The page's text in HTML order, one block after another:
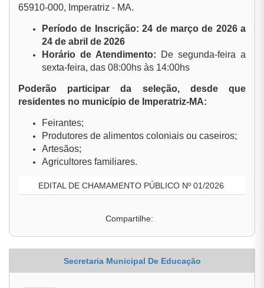
65910-000, Imperatriz - MA.
Período de Inscrição: 24 de março de 2026 a
24 de abril de 2026
Horário de Atendimento: De segunda-feira a
sexta-feira, das 08:00hs às 14:00hs
Poderão participar da seleção, desde que
residentes no município de Imperatriz-MA:
Feirantes;
Produtores de alimentos coloniais ou caseiros;
Artesãos;
Agricultores familiares.
EDITAL DE CHAMAMENTO PÚBLICO Nº 01/2026
Compartilhe:
Secretaria Municipal De Educação